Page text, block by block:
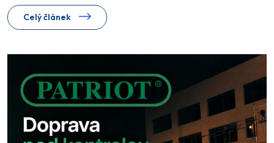
Celý článek